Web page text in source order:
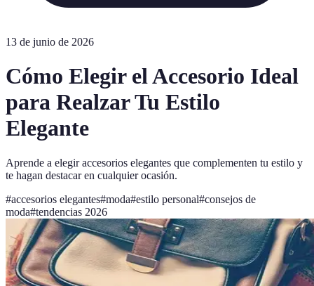
13 de junio de 2026
Cómo Elegir el Accesorio Ideal
para Realzar Tu Estilo
Elegante
Aprende a elegir accesorios elegantes que complementen tu estilo y
te hagan destacar en cualquier ocasión.
#accesorios elegantes#moda#estilo personal#consejos de
moda#tendencias 2026